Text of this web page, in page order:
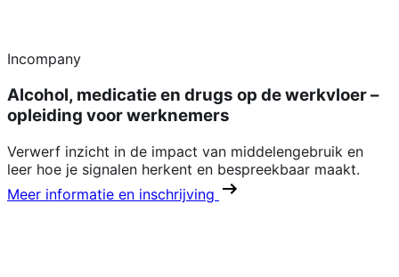
Incompany
Alcohol, medicatie en drugs op de werkvloer –
opleiding voor werknemers
Verwerf inzicht in de impact van middelengebruik en
leer hoe je signalen herkent en bespreekbaar maakt.
Meer informatie en inschrijving